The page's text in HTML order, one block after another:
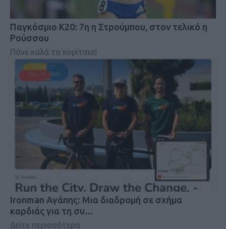
Παγκόσμιο Κ20: 7η η Στρούμπου, στον τελικό η
Ρούσσου
Πάνε καλά τα κορίτσια!
Ironman Αγάπης: Μια διαδρομή σε σχήμα
καρδιάς για τη συ…
Δείτε περισσότερα